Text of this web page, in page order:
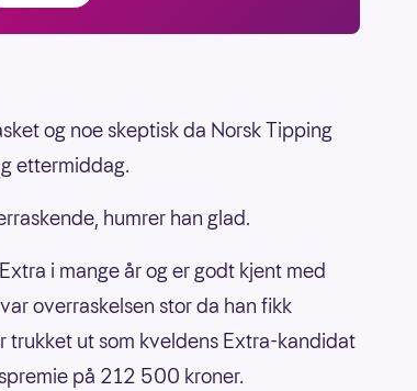
og noe skeptisk da Norsk Tipping
ettermiddag.
humrer han glad.
i mange år og er godt kjent med
overraskelsen stor da han fikk
trukket ut som kveldens Extra-kandidat
på 212 500 kroner.